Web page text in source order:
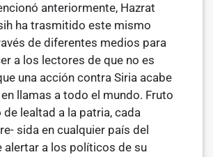
anteriormente, Hazrat
ha trasmitido este mismo
de diferentes medios para
a los lectores de que no es
una acción contra Siria acabe
llamas a todo el mundo. Fruto
lealtad a la patria, cada
sida en cualquier país del
alertar a los políticos de su